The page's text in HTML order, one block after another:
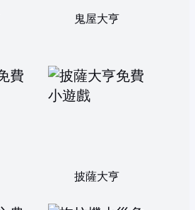
鬼屋大亨
披薩大亨